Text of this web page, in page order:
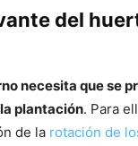
del
necesita que se
plantación. Para
de la rotación de